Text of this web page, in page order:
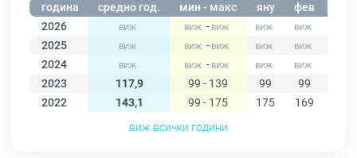
година средно год. мин - макс яну фев
2026
-
2025
-
2024
-
2023
117,9 99 - 139 99 99
2022
143,1 99 - 175 175 169
виж всички години